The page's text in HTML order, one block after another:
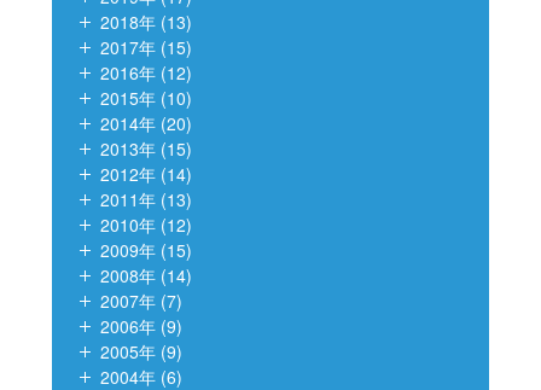
2018年 (13)
2017年 (15)
2016年 (12)
2015年 (10)
2014年 (20)
2013年 (15)
2012年 (14)
2011年 (13)
2010年 (12)
2009年 (15)
2008年 (14)
2007年 (7)
2006年 (9)
2005年 (9)
2004年 (6)